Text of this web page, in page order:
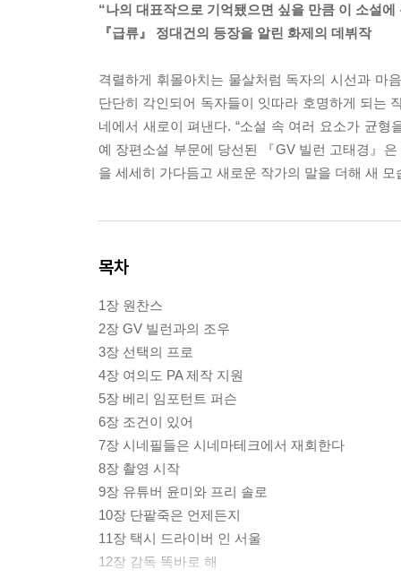
“나의 대표작으로 기억됐으면 싶을 만큼 이 소설
『급류』 정대건의 등장을 알린 화제의 데뷔작
격렬하게 휘몰아치는 물살처럼 독자의 시선과 마
단단히 각인되어 독자들이 잇따라 호명하게 되는
네에서 새로이 펴낸다. “소설 속 여러 요소가 균
예 장편소설 부문에 당선된 『GV 빌런 고태경』
을 세세히 가다듬고 새로운 작가의 말을 더해 새
목차
1장 원찬스
2장 GV 빌런과의 조우
3장 선택의 프로
4장 여의도 PA 제작 지원
5장 베리 임포턴트 퍼슨
6장 조건이 있어
7장 시네필들은 시네마테크에서 재회한다
8장 촬영 시작
9장 유튜버 윤미와 프리 솔로
10장 단팥죽은 언제든지
11장 택시 드라이버 인 서울
12장 감독 똑바로 해